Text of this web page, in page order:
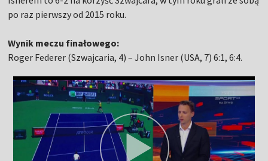
po raz pierwszy od 2015 roku.
Wynik meczu finałowego:
Roger Federer (Szwajcaria, 4) – John Isner (USA, 7) 6:1, 6:4.